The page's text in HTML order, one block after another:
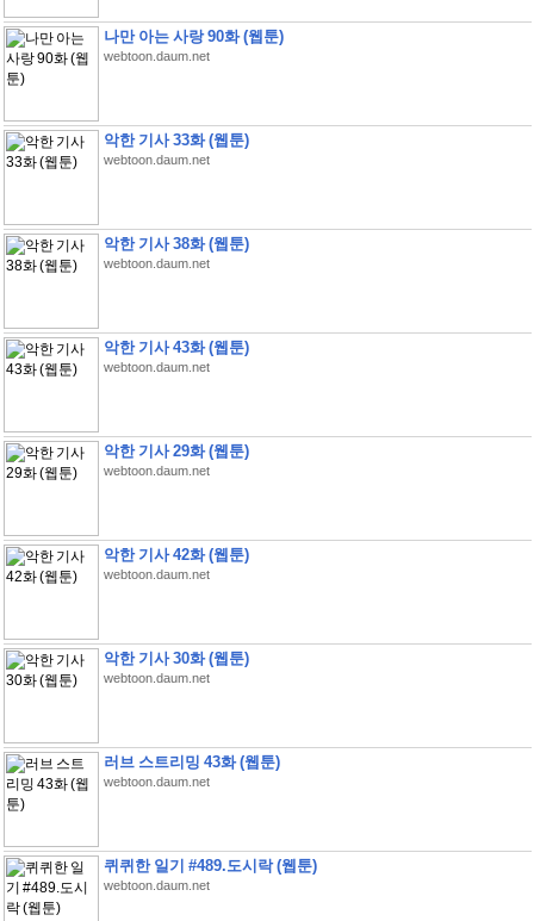
나만 아는 사랑 90화 (웹툰)
webtoon.daum.net
악한 기사 33화 (웹툰)
webtoon.daum.net
악한 기사 38화 (웹툰)
webtoon.daum.net
악한 기사 43화 (웹툰)
webtoon.daum.net
악한 기사 29화 (웹툰)
webtoon.daum.net
악한 기사 42화 (웹툰)
webtoon.daum.net
악한 기사 30화 (웹툰)
webtoon.daum.net
러브 스트리밍 43화 (웹툰)
webtoon.daum.net
퀴퀴한 일기 #489.도시락 (웹툰)
webtoon.daum.net